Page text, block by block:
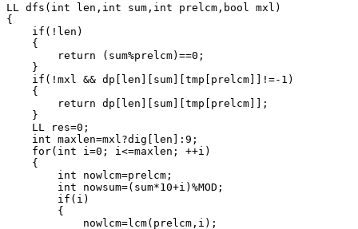
LL dfs(int len,int sum,int prelcm,bool mxl)
{
    if(!len)
    {
        return (sum%prelcm)==0;
    }
    if(!mxl && dp[len][sum][tmp[prelcm]]!=-1)
    {
        return dp[len][sum][tmp[prelcm]];
    }
    LL res=0;
    int maxlen=mxl?dig[len]:9;
    for(int i=0; i<=maxlen; ++i)
    {
        int nowlcm=prelcm;
        int nowsum=(sum*10+i)%MOD;
        if(i)
        {
            nowlcm=lcm(prelcm,i);